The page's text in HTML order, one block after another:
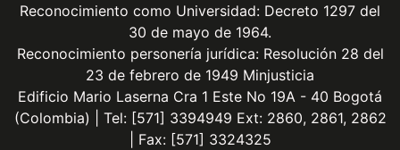
Reconocimiento como Universidad: Decreto 1297 del
30 de mayo de 1964.
Reconocimiento personería jurídica: Resolución 28 del
23 de febrero de 1949 Minjusticia
Edificio Mario Laserna Cra 1 Este No 19A - 40 Bogotá
(Colombia) | Tel: [571] 3394949 Ext: 2860, 2861, 2862
| Fax: [571] 3324325